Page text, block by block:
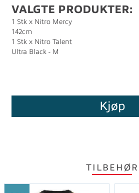
VALGTE PRODUKTER:
1 Stk x Nitro Mercy
142cm
1 Stk x Nitro Talent
Ultra Black - M
Kjøp
TILBEHØR